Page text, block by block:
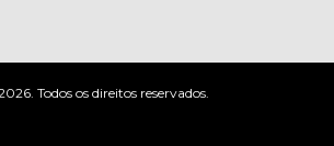
Todos os direitos reservados.